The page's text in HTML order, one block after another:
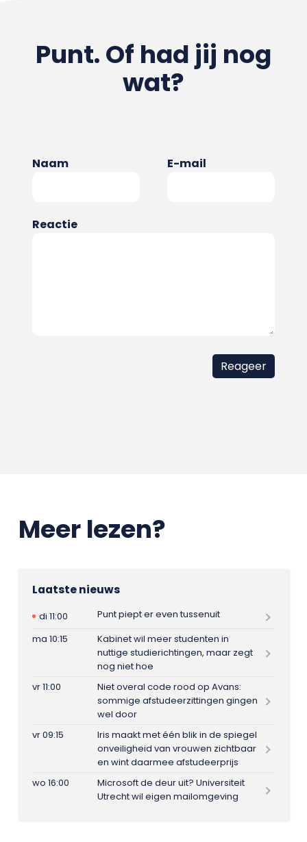
Punt. Of had jij nog
wat?
Naam E-mail
Reactie
Meer lezen?
Laatste nieuws
di 11:00
Punt piept er even tussenuit
ma 10:15
Kabinet wil meer studenten in
nuttige studierichtingen, maar zegt
nog niet hoe
vr 11:00
Niet overal code rood op Avans:
sommige afstudeerzittingen gingen
wel door
vr 09:15
Iris maakt met één blik in de spiegel
onveiligheid van vrouwen zichtbaar
en wint daarmee afstudeerprijs
wo 16:00
Microsoft de deur uit? Universiteit
Utrecht wil eigen mailomgeving